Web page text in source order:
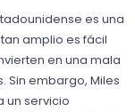
es una
amplio es fácil
en una mala
Sin embargo, Miles
un servicio